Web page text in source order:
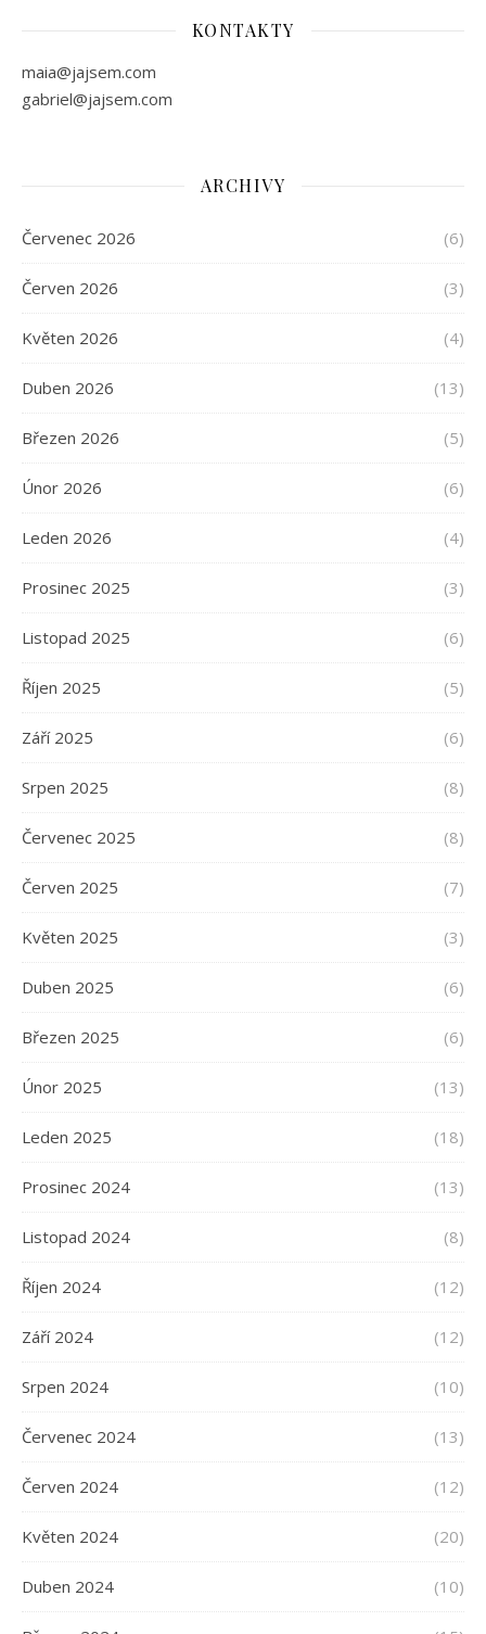
KONTAKTY
maia@jajsem.com
gabriel@jajsem.com
ARCHIVY
Červenec 2026 (6)
Červen 2026 (3)
Květen 2026 (4)
Duben 2026 (13)
Březen 2026 (5)
Únor 2026 (6)
Leden 2026 (4)
Prosinec 2025 (3)
Listopad 2025 (6)
Říjen 2025 (5)
Září 2025 (6)
Srpen 2025 (8)
Červenec 2025 (8)
Červen 2025 (7)
Květen 2025 (3)
Duben 2025 (6)
Březen 2025 (6)
Únor 2025 (13)
Leden 2025 (18)
Prosinec 2024 (13)
Listopad 2024 (8)
Říjen 2024 (12)
Září 2024 (12)
Srpen 2024 (10)
Červenec 2024 (13)
Červen 2024 (12)
Květen 2024 (20)
Duben 2024 (10)